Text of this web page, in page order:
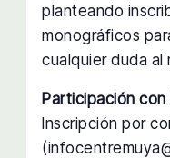
planteando
monográficos
cualquier duda al
Participación
Inscripción por